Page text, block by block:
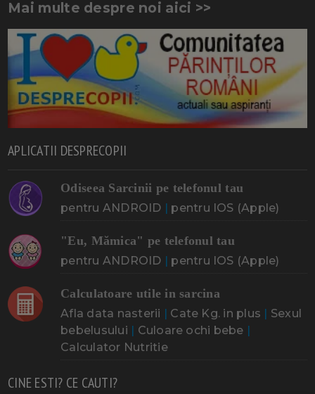
Mai multe despre noi aici >>
APLICATII DESPRECOPII
Odiseea Sarcinii pe telefonul tau
pentru ANDROID | pentru IOS (Apple)
"Eu, Mămica" pe telefonul tau
pentru ANDROID | pentru IOS (Apple)
Calculatoare utile in sarcina
Afla data nasterii | Cate Kg. in plus | Sexul
bebelusului | Culoare ochi bebe |
Calculator Nutritie
CINE ESTI? CE CAUTI?